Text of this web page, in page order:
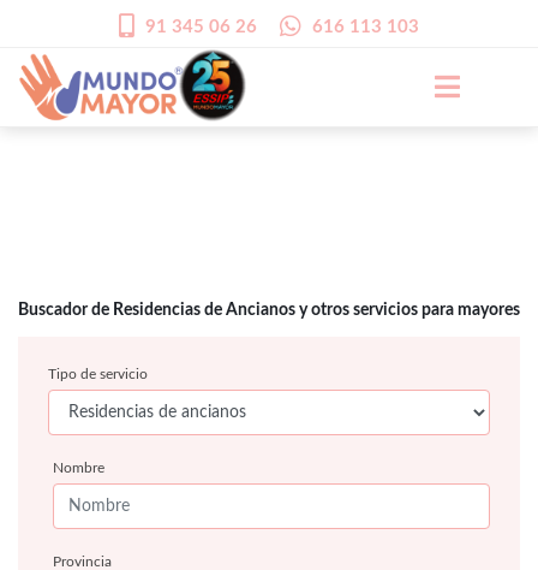
91 345 06 26 616 113 103
Buscador de Residencias de Ancianos y otros servicios para mayores
Tipo de servicio
Nombre
Provincia